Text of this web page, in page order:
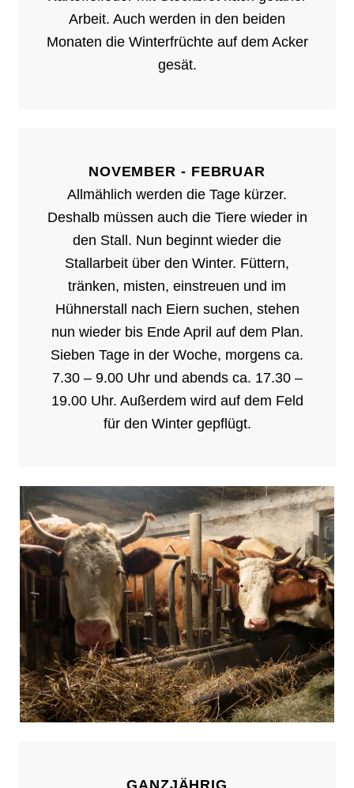
Arbeit. Auch werden in den beiden
Monaten die Winterfrüchte auf dem Acker
gesät.
NOVEMBER - FEBRUAR
Allmählich werden die Tage kürzer.
Deshalb müssen auch die Tiere wieder in
den Stall. Nun beginnt wieder die
Stallarbeit über den Winter. Füttern,
tränken, misten, einstreuen und im
Hühnerstall nach Eiern suchen, stehen
nun wieder bis Ende April auf dem Plan.
Sieben Tage in der Woche, morgens ca.
7.30 – 9.00 Uhr und abends ca. 17.30 –
19.00 Uhr. Außerdem wird auf dem Feld
für den Winter gepflügt.
GANZJÄHRIG